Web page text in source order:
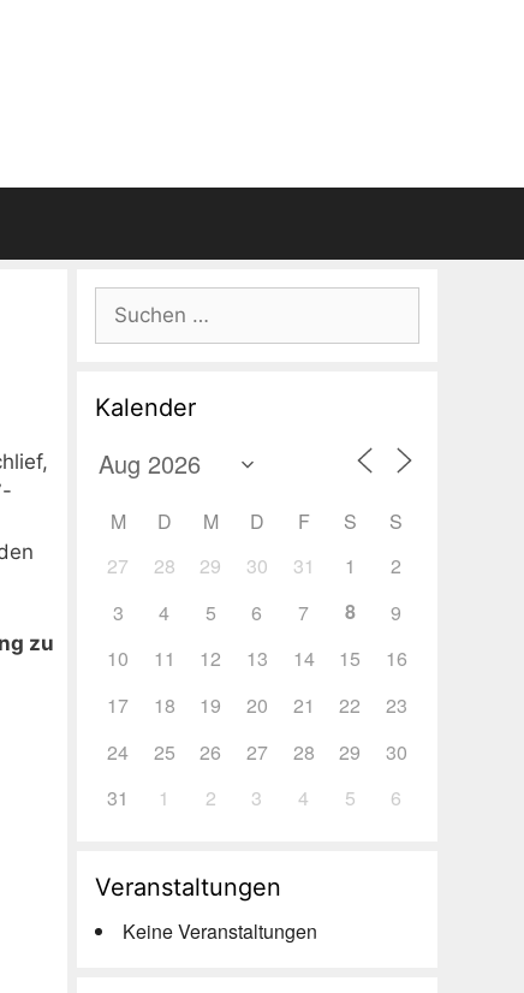
zu
Suchen
nach:
Kalender
M D M D F S
S
27
28 29 30 31 1
2
3
4 5 6 7 8
9
10
11 12 13 14 15
16
17
18 19 20 21 22
23
24
25 26 27 28 29
30
31
1 2 3 4 5 6
Veranstaltungen
Keine Veranstaltungen